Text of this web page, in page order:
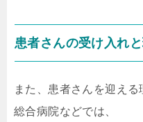
患者さんの受け入れ
また、患者さんを迎える
総合病院などでは、